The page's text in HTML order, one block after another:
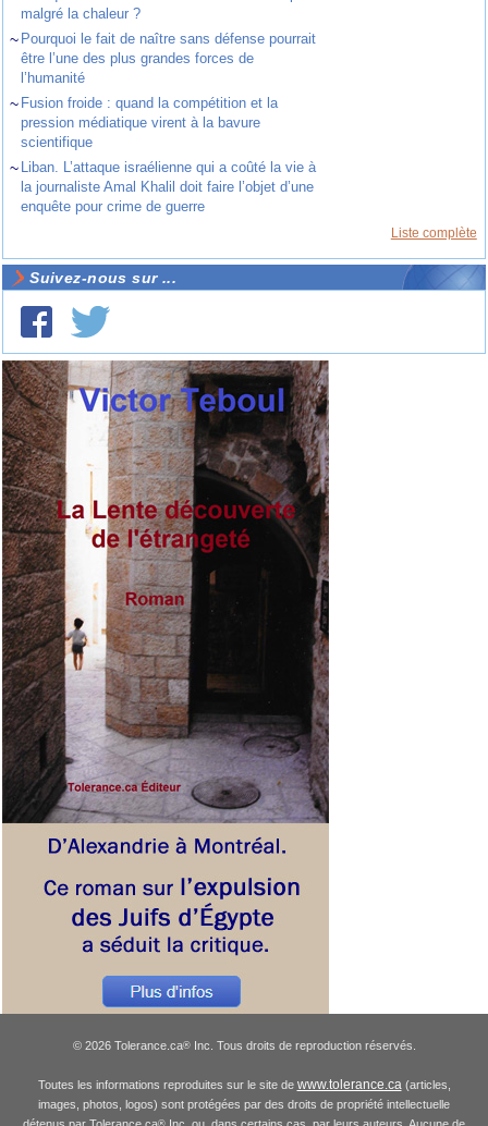
malgré la chaleur ?
~ Pourquoi le fait de naître sans défense pourrait
être l’une des plus grandes forces de
l’humanité
~ Fusion froide : quand la compétition et la
pression médiatique virent à la bavure
scientifique
~ Liban. L’attaque israélienne qui a coûté la vie à
la journaliste Amal Khalil doit faire l’objet d’une
enquête pour crime de guerre
Liste complète
Suivez-nous sur ...
© 2026 Tolerance.ca®Inc. Tous droits de reproduction réservés.
Toutes les informations reproduites sur le site de www.tolerance.ca (articles,
images, photos, logos) sont protégées par des droits de propriété intellectuelle
®